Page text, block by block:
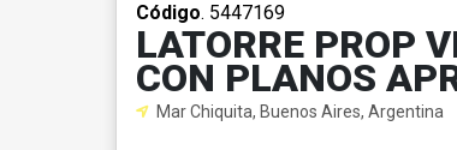
Código. 5447169
LATORRE PROP
CON PLANOS
Mar Chiquita, Buenos Aires, Argentina